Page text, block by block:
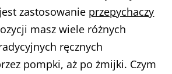
zastosowanie przepychaczy
masz wiele różnych
ręcznych
pompki, aż po żmijki. Czym